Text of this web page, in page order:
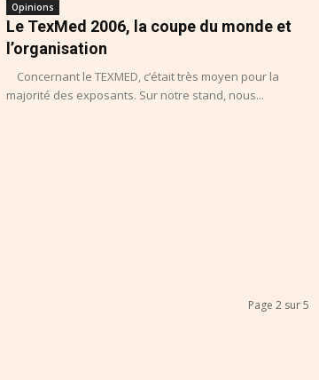
Opinions
Le TexMed 2006, la coupe du monde et
l’organisation
Concernant le TEXMED, c’était très moyen pour la
majorité des exposants. Sur notre stand, nous...
Page 2 sur 5